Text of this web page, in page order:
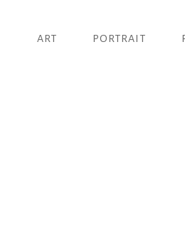
ART PORTRAIT